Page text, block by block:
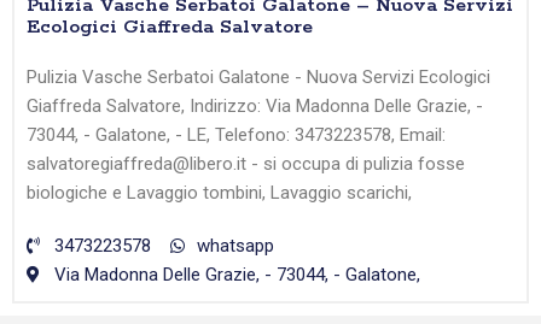
Pulizia Vasche Serbatoi Galatone – Nuova Servizi
Ecologici Giaffreda Salvatore
Pulizia Vasche Serbatoi Galatone - Nuova Servizi Ecologici
Giaffreda Salvatore, Indirizzo: Via Madonna Delle Grazie, -
73044, - Galatone, - LE, Telefono: 3473223578, Email:
salvatoregiaffreda@libero.it - si occupa di pulizia fosse
biologiche e Lavaggio tombini, Lavaggio scarichi,
3473223578
whatsapp
Via Madonna Delle Grazie, - 73044, - Galatone,